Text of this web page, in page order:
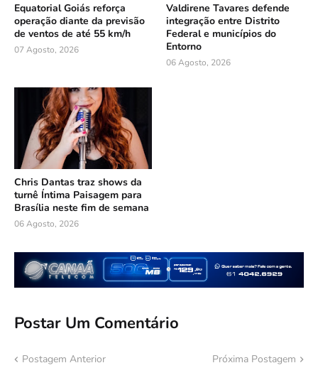
Equatorial Goiás reforça
operação diante da previsão
de ventos de até 55 km/h
07 Agosto, 2026
Valdirene Tavares defende
integração entre Distrito
Federal e municípios do
Entorno
06 Agosto, 2026
Chris Dantas traz shows da
turnê Íntima Paisagem para
Brasília neste fim de semana
06 Agosto, 2026
Postar Um Comentário
Postagem Anterior Próxima Postagem